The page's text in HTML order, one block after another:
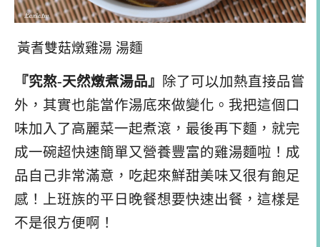
黃耆雙菇燉雞湯 湯麵
『究熬-天然燉煮湯品』
除了可以加熱直接品嘗
外，其實也能當作湯底來做變化。我把這個口
味加入了高麗菜一起煮滾，最後再下麵，就完
成一碗超快速簡單又營養豐富的雞湯麵啦！成
品自己非常滿意，吃起來鮮甜美味又很有飽足
感！上班族的平日晚餐想要快速出餐，這樣是
不是很方便啊！